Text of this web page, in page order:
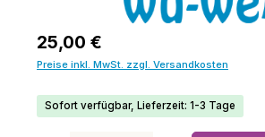
Regulärer Preis:
25,00 €
Preise inkl. MwSt. zzgl. Versandkosten
Sofort verfügbar, Lieferzeit: 1-3 Tage